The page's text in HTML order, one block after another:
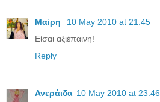
Μαiρη
10 May 2010 at 21:45
Είσαι αξιέπαινη!
Reply
Ανεράιδα 10 May 2010 at 23:46